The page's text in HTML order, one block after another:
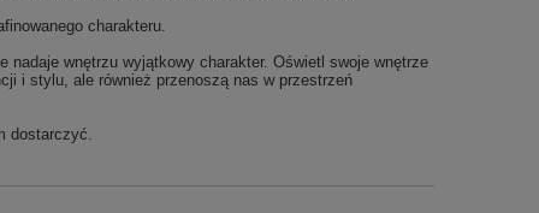
charakteru.
wnętrzu wyjątkowy charakter. Oświetl swoje wnętrze
i stylu, ale również przenoszą nas w przestrzeń
dostarczyć.